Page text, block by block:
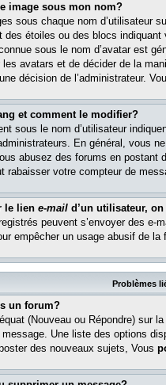
image sous mon nom?
sous chaque nom d’utilisateur
des étoiles ou des blocs
sous le nom d’avatar est
les avatars et de décider de la
décision de l’administrateur.
et comment le modifier?
sous le nom d’utilisateur
En général, vous
abusez des forums en postant
rabaisser votre compteur de
le lien e-mail d’un utilisateur,
peuvent s’envoyer des
empêcher un usage abusif de
Problèmes
un forum?
(Nouveau ou Répondre) sur
Une liste des options
des nouveaux sujets, Vous